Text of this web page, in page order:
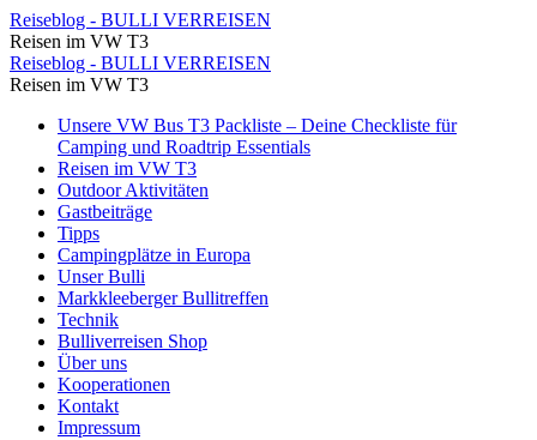
Nach
einer
kleinen
Snackpause
treten
wir
den
Rückweg
zum
Bahnhof
Reiseblog
Reiseblog - BULLI VERREISEN
Reisen im VW T3
Nach
einer
kleinen
Snackpause
treten
wir
den
Rückweg
zum
Bahnhof
Reiseblog - BULLI VERREISEN
Reisen im VW T3
Skip
content
Unsere VW Bus T3 Packliste – Deine Checkliste für
Camping und Roadtrip Essentials
Reisen im VW T3
Outdoor Aktivitäten
Gastbeiträge
Tipps
Campingplätze in Europa
Unser Bulli
Markkleeberger Bullitreffen
Technik
Bulliverreisen Shop
Über uns
Kooperationen
Kontakt
Impressum